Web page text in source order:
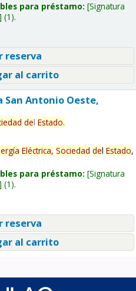
para préstamo: Signatura
(1).
reserva
al carrito
Antonio Oeste,
del Estado.
Eléctrica, Sociedad del Estado,
para préstamo: Signatura
(1).
reserva
al carrito